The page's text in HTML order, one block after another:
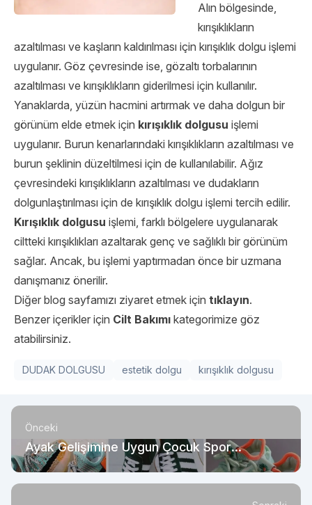
Alın bölgesinde,
kırışıklıkların
azaltılması ve kaşların kaldırılması için kırışıklık dolgu işlemi
uygulanır. Göz çevresinde ise, gözaltı torbalarının
azaltılması ve kırışıklıkların giderilmesi için kullanılır.
Yanaklarda, yüzün hacmini artırmak ve daha dolgun bir
görünüm elde etmek için kırışıklık dolgusu işlemi
uygulanır. Burun kenarlarındaki kırışıklıkların azaltılması ve
burun şeklinin düzeltilmesi için de kullanılabilir. Ağız
çevresindeki kırışıklıkların azaltılması ve dudakların
dolgunlaştırılması için de kırışıklık dolgu işlemi tercih edilir.
Kırışıklık dolgusu işlemi, farklı bölgelere uygulanarak
ciltteki kırışıklıkları azaltarak genç ve sağlıklı bir görünüm
sağlar. Ancak, bu işlemi yaptırmadan önce bir uzmana
danışmanız önerilir.
Diğer blog sayfamızı ziyaret etmek için tıklayın.
Benzer içerikler için Cilt Bakımı kategorimize göz
atabilirsiniz.
DUDAK DOLGUSU estetik dolgu kırışıklık dolgusu
Önceki
Ayak Gelişimine Uygun Çocuk Spor
Ayakkabı Modelleri